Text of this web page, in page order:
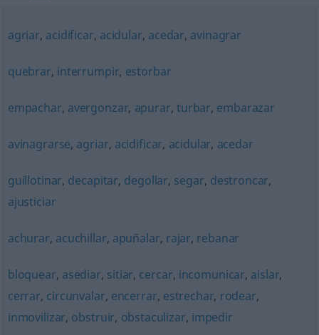
agriar, acidificar, acidular, acedar, avinagrar
quebrar, interrumpir, estorbar
empachar, avergonzar, apurar, turbar, embarazar
avinagrarse, agriar, acidificar, acidular, acedar
guillotinar, decapitar, degollar, segar, destroncar,
ajusticiar
achurar, acuchillar, apuñalar, rajar, rebanar
bloquear, asediar, sitiar, cercar, incomunicar, aislar,
cerrar, circunvalar, encerrar, estrechar, rodear,
inmovilizar, obstruir, obstaculizar, impedir